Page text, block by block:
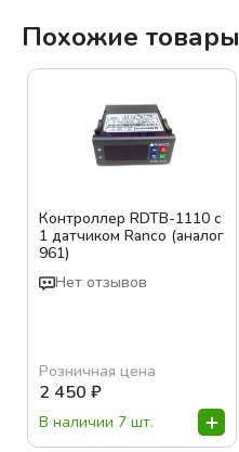
Похожие товары
Контроллер RDTB-1110 с
1 датчиком Ranco (аналог
961)
Нет отзывов
Розничная цена
2 450 ₽
В наличии 7 шт.